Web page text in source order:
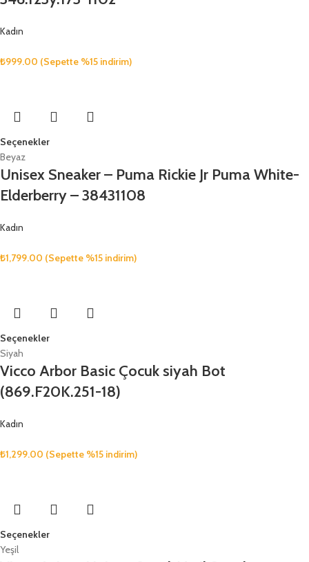
Kadın
₺999.00 (Sepette %15 indirim)
Seçenekler
Beyaz
Unisex Sneaker – Puma Rickie Jr Puma White-
Elderberry – 38431108
Kadın
₺1,799.00 (Sepette %15 indirim)
Seçenekler
Siyah
Vicco Arbor Basic Çocuk siyah Bot
(869.F20K.251-18)
Kadın
₺1,299.00 (Sepette %15 indirim)
Seçenekler
Yeşil